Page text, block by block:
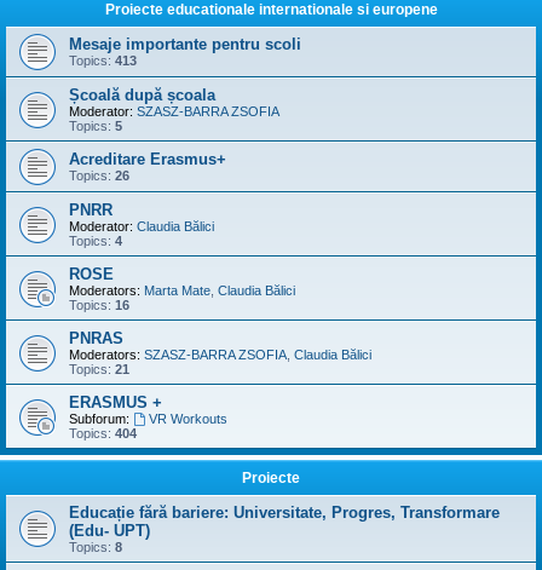
Proiecte educationale internationale si europene
Mesaje importante pentru scoli
Topics: 413
Școală după școala
Moderator: SZASZ-BARRA ZSOFIA
Topics: 5
Acreditare Erasmus+
Topics: 26
PNRR
Moderator: Claudia Bălici
Topics: 4
ROSE
Moderators: Marta Mate Claudia Bălici
Topics: 16
PNRAS
Moderators: SZASZ-BARRA ZSOFIA Claudia Bălici
Topics: 21
ERASMUS +
Subforum:
VR Workouts
Topics: 404
Proiecte
Educație fără bariere: Universitate, Progres, Transformare
(Edu- UPT)
Topics: 8